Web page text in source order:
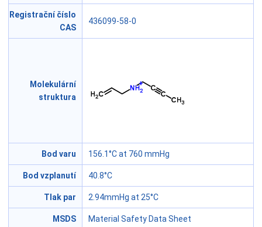
Registrační číslo
CAS
436099-58-0
Molekulární
struktura
Bod varu 156.1°C at 760 mmHg
Bod vzplanutí 40.8°C
Tlak par 2.94mmHg at 25°C
MSDS Material Safety Data Sheet